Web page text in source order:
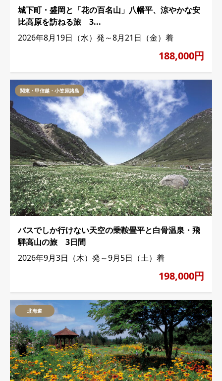
城下町・盛岡と「花の百名山」八幡平、涼やかな安
比高原を訪ねる旅 3...
2026年8月19日（水）発～8月21日（金）着
188,000円
関東・甲信越・小笠原諸島
バスでしか行けない天空の乗鞍畳平と白骨温泉・飛
騨高山の旅 3日間
2026年9月3日（木）発～9月5日（土）着
198,000円
北海道